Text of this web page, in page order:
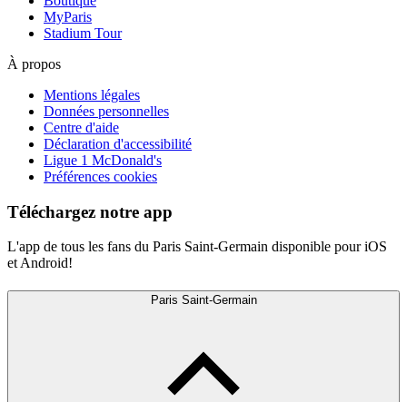
MyParis
Stadium Tour
À propos
Mentions légales
Données personnelles
Centre d'aide
Déclaration d'accessibilité
Ligue 1 McDonald's
Préférences cookies
Téléchargez notre app
L'app de tous les fans du Paris Saint-Germain disponible pour iOS
et Android!
Paris Saint-Germain